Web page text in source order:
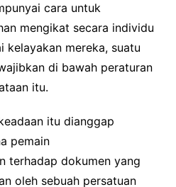
cara untuk
mengikat secara individu
kelayakan mereka, suatu
di bawah peraturan
itu.
itu dianggap
pemain
terhadap dokumen yang
oleh sebuah persatuan